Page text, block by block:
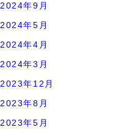
2024年9月
2024年5月
2024年4月
2024年3月
2023年12月
2023年8月
2023年5月